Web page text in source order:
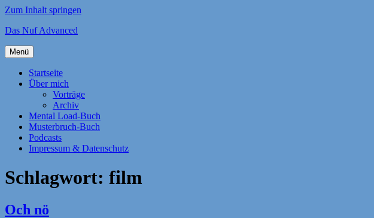
Zum Inhalt springen
Das Nuf Advanced
Menü
Startseite
Über mich
Vorträge
Archiv
Mental Load-Buch
Musterbruch-Buch
Podcasts
Impressum & Datenschutz
Schlagwort: film
Och nö